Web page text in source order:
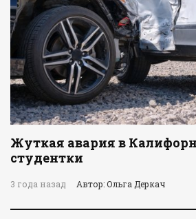
Жуткая авария в
студентки
3 года назад Автор: Ольга Деркач